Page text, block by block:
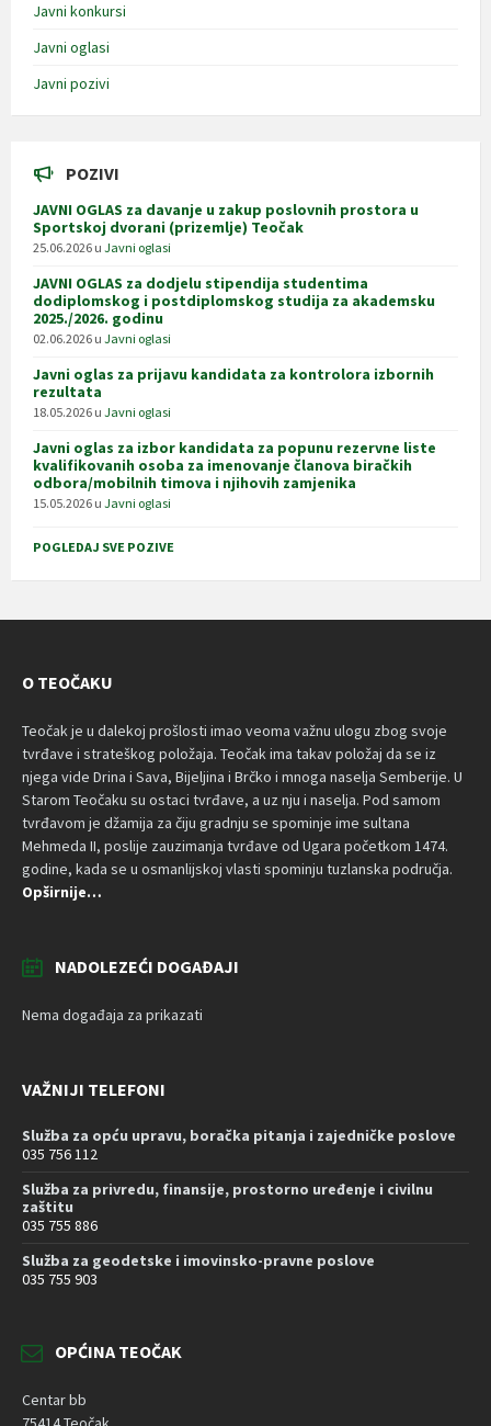
Javni konkursi
Javni oglasi
Javni pozivi
POZIVI
JAVNI OGLAS za davanje u zakup poslovnih prostora u
Sportskoj dvorani (prizemlje) Teočak
25.06.2026 u Javni oglasi
JAVNI OGLAS za dodjelu stipendija studentima
dodiplomskog i postdiplomskog studija za akademsku
2025./2026. godinu
02.06.2026 u Javni oglasi
Javni oglas za prijavu kandidata za kontrolora izbornih
rezultata
18.05.2026 u Javni oglasi
Javni oglas za izbor kandidata za popunu rezervne liste
kvalifikovanih osoba za imenovanje članova biračkih
odbora/mobilnih timova i njihovih zamjenika
15.05.2026 u Javni oglasi
POGLEDAJ SVE POZIVE
O TEOČAKU
Teočak je u dalekoj prošlosti imao veoma važnu ulogu zbog svoje
tvrđave i strateškog položaja. Teočak ima takav položaj da se iz
njega vide Drina i Sava, Bijeljina i Brčko i mnoga naselja Semberije. U
Starom Teočaku su ostaci tvrđave, a uz nju i naselja. Pod samom
tvrđavom je džamija za čiju gradnju se spominje ime sultana
Mehmeda II, poslije zauzimanja tvrđave od Ugara početkom 1474.
godine, kada se u osmanlijskoj vlasti spominju tuzlanska područja.
Opširnije…
NADOLEZEĆI DOGAĐAJI
Nema događaja za prikazati
VAŽNIJI TELEFONI
Služba za opću upravu, boračka pitanja i zajedničke poslove
035 756 112
Služba za privredu, finansije, prostorno uređenje i civilnu
zaštitu
035 755 886
Služba za geodetske i imovinsko-pravne poslove
035 755 903
OPĆINA TEOČAK
Centar bb